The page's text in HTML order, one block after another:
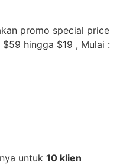
promo special price
hingga $19 , Mulai :
untuk 10 klien